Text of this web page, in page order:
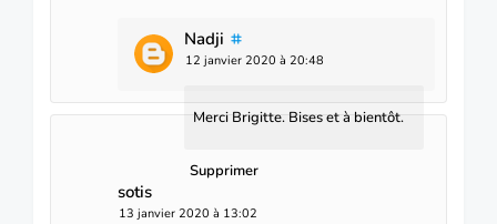
Nadji
12 janvier 2020 à 20:48
Merci Brigitte. Bises et à bientôt.
Supprimer
sotis
13 janvier 2020 à 13:02